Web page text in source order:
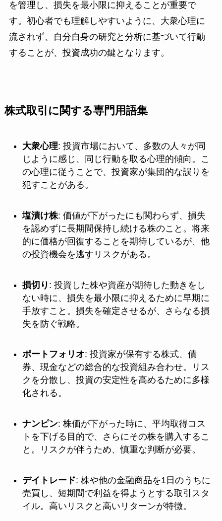
を管理し、損失を最小限に抑えることが重要で
す。初心者でも理解しやすいように、大衆心理に
流されず、自分自身の研究と分析に基づいて行動
することが、投資成功の鍵となります。
株式取引に関する専門用語集
大衆心理: 投資市場において、多数の人々が同
じように感じ、同じ行動を取る心理的傾向。こ
の心理に従うことで、投資家が集団的な誤りを
犯すことがある。
塩漬け株: 価値が下がったにも関わらず、損失
を認めずに長期間保持し続ける株のこと。将来
的に価格が回復することを期待しているが、他
の投資機会を逃すリスクがある。
損切り : 投資した株や資産が期待した動きをし
ない時に、損失を最小限に抑えるために早期に
手放すこと。損失を確定させるが、さらなる損
失を防ぐ戦略。
ポートフォリオ: 投資家が保有する株式、債
券、現金などの総合的な投資組み合わせ。リス
クを分散し、投資の安定性を高めるために多様
化される。
ナンピン: 株価が下がった時に、平均取得コス
トを下げる目的で、さらにその株を購入するこ
と。リスクが伴うため、慎重な判断が必要。
デイトレード: 株や他の金融商品を1日のうちに
売買し、短期間で利益を得ようとする取引スタ
イル。高いリスクと高いリターンが特徴。